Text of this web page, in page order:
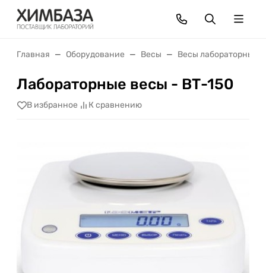
Главная Оборудование Весы Весы лабораторные
Лабораторные весы - ВТ-150
В избранное К сравнению